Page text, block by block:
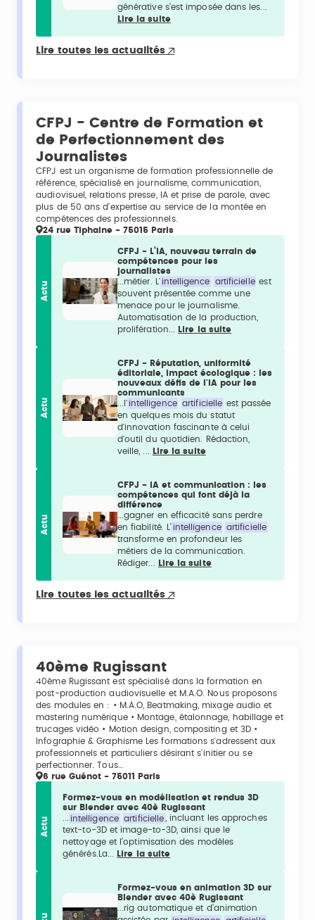
générative s’est imposée dans les...
Lire la suite
Lire toutes les actualités
CFPJ - Centre de Formation et
de Perfectionnement des
Journalistes
CFPJ est un organisme de formation professionnelle de
référence, spécialisé en journalisme, communication,
audiovisuel, relations presse, IA et prise de parole, avec
plus de 50 ans d’expertise au service de la montée en
compétences des professionnels.
24 rue Tiphaine - 75015 Paris
Actu
CFPJ - L’IA, nouveau terrain de
compétences pour les
journalistes
...métier. L'intelligence artificielle est
souvent présentée comme une
menace pour le journalisme.
Automatisation de la production,
prolifération...
Lire la suite
Actu
CFPJ - Réputation, uniformité
éditoriale, impact écologique : les
nouveaux défis de l'IA pour les
communicants
...l'intelligence artificielle est passée
en quelques mois du statut
d'innovation fascinante à celui
d'outil du quotidien. Rédaction,
veille, ...
Lire la suite
Actu
CFPJ - IA et communication : les
compétences qui font déjà la
différence
...gagner en efficacité sans perdre
en fiabilité. L’intelligence
artificielle
transforme en profondeur les
métiers de la communication.
Rédiger...
Lire la suite
Lire toutes les actualités
40ème Rugissant
40ème Rugissant est spécialisé dans la formation en
post-production audiovisuelle et M.A.O. Nous proposons
des modules en : • M.A.O, Beatmaking, mixage audio et
mastering numérique • Montage, étalonnage, habillage et
trucages vidéo • Motion design, compositing et 3D •
Infographie & Graphisme Les formations s'adressent aux
professionnels et particuliers désirant s'initier ou se
perfectionner. Tous…
6 rue Guénot - 75011 Paris
Actu
Formez-vous en modélisation et rendus 3D
sur Blender avec 40è Rugissant
intelligence artificielle
, incluant les approches
text-to-3D et image-to-3D, ainsi que le
nettoyage et l’optimisation des modèles
générés.La...
Lire la suite
Formez-vous en animation 3D sur
Blender avec 40è Rugissant
...rig automatique et d’animation